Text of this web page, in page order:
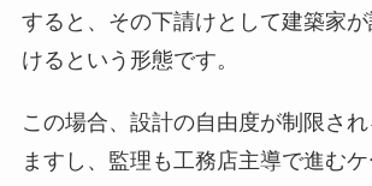
すると、その下請けとして建築家
けるという形態です。
この場合、設計の自由度が制限さ
ますし、監理も工務店主導で進む